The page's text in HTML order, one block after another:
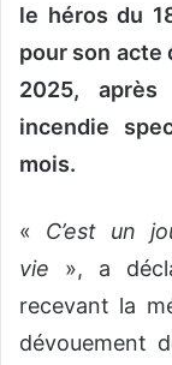
le héros du
pour son acte
2025, après
incendie
mois.
« C’est un
vie », a
recevant la
dévouement